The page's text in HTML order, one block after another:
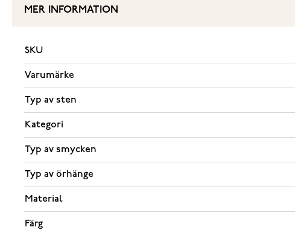
MER INFORMATION
SKU
Varumärke
Typ av sten
Kategori
Typ av smycken
Typ av örhänge
Material
Färg